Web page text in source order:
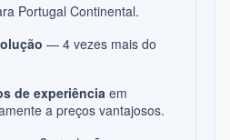
Portugal Continental.
— 4 vezes mais do
de experiênciaem
a preços vantajosos.